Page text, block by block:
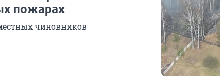
пожарах
чиновников